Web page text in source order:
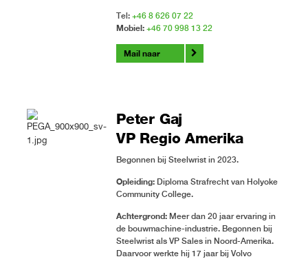
Tel: +46 8 626 07 22
Mobiel: +46 70 998 13 22
Mail naar
Peter Gaj
VP Regio Amerika
Begonnen bij Steelwrist in 2023.
Opleiding: Diploma Strafrecht van Holyoke
Community College.
Achtergrond: Meer dan 20 jaar ervaring in
de bouwmachine-industrie. Begonnen bij
Steelwrist als VP Sales in Noord-Amerika.
Daarvoor werkte hij 17 jaar bij Volvo